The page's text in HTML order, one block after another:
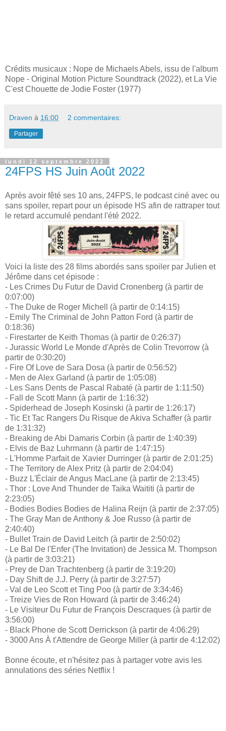
Crédits musicaux : Nope de Michaels Abels, issu de l'album
Nope - Original Motion Picture Soundtrack (2022), et La Vie
C'est Chouette de Jodie Foster (1977)
Draven à 16:00 2 commentaires:
Partager
lundi 12 septembre 2022
24FPS HS Juin Août 2022
Après avoir fêté ses 10 ans, 24FPS, le podcast ciné avec ou
sans spoiler, repart pour un épisode HS afin de rattraper tout
le retard accumulé pendant l'été 2022.
Voici la liste des 28 films abordés sans spoiler par Julien et
Jérôme dans cet épisode :
- Les Crimes Du Futur de David Cronenberg (à partir de
0:07:00)
- The Duke de Roger Michell (à partir de 0:14:15)
- Emily The Criminal de John Patton Ford (à partir de
0:18:36)
- Firestarter de Keith Thomas (à partir de 0:26:37)
- Jurassic World Le Monde d'Après de Colin Trevorrow (à
partir de 0:30:20)
- Fire Of Love de Sara Dosa (à partir de 0:56:52)
- Men de Alex Garland (à partir de 1:05:08)
- Les Sans Dents de Pascal Rabaté (à partir de 1:11:50)
- Fall de Scott Mann (à partir de 1:16:32)
- Spiderhead de Joseph Kosinski (à partir de 1:26:17)
- Tic Et Tac Rangers Du Risque de Akiva Schaffer (à partir
de 1:31:32)
- Breaking de Abi Damaris Corbin (à partir de 1:40:39)
- Elvis de Baz Luhrmann (à partir de 1:47:15)
- L'Homme Parfait de Xavier Durringer (à partir de 2:01:25)
- The Territory de Alex Pritz (à partir de 2:04:04)
- Buzz L'Éclair de Angus MacLane (à partir de 2:13:45)
- Thor : Love And Thunder de Taika Waititi (à partir de
2:23:05)
- Bodies Bodies Bodies de Halina Reijn (à partir de 2:37:05)
- The Gray Man de Anthony & Joe Russo (à partir de
2:40:40)
- Bullet Train de David Leitch (à partir de 2:50:02)
- Le Bal De l'Enfer (The Invitation) de Jessica M. Thompson
(à partir de 3:03:21)
- Prey de Dan Trachtenberg (à partir de 3:19:20)
- Day Shift de J.J. Perry (à partir de 3:27:57)
- Val de Leo Scott et Ting Poo (à partir de 3:34:46)
- Treize Vies de Ron Howard (à partir de 3:46:24)
- Le Visiteur Du Futur de François Descraques (à partir de
3:56:00)
- Black Phone de Scott Derrickson (à partir de 4:06:29)
- 3000 Ans À t'Attendre de George Miller (à partir de 4:12:02)
Bonne écoute, et n'hésitez pas à partager votre avis les
annulations des séries Netflix !